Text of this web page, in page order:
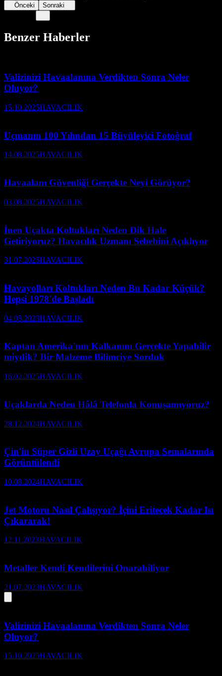
Önceki Sonraki
Benzer Haberler
Valizinizi Havaalanına Verdikten Sonra Neler
Oluyor?
15.10.2025HAVACILIK
Uçmanın 100 Yılından 15 Büyüleyici Fotoğraf
14.08.2025HAVACILIK
Havaalanı Güvenliği Gerçekte Neyi Görüyor?
03.08.2025HAVACILIK
İnen Uçakta Koltukları Neden Dik Hale
Getiriyoruz? Havacılık Uzmanı Sebebini Açıklıyor
31.07.2025HAVACILIK
Havayolları Koltukları Neden Bu Kadar Küçük?
Hepsi 1978'de Başladı
04.05.2025HAVACILIK
Kaptan Amerika'nın Kalkanını Gerçekte Yapabilir
miydik? Bir Malzeme Bilimciye Sorduk
16.02.2025HAVACILIK
Uçaklarda Neden Hâlâ Telefonla Konuşamıyoruz?
28.12.2024HAVACILIK
Çin'in Süper Gizli Uzay Uçağı Avrupa Semalarında
Görüntülendi
10.08.2024HAVACILIK
Jet Motoru Nasıl Çalışıyor? İçini Eritecek Kadar Isı
Çıkararak!
12.11.2023HAVACILIK
Metaller Kendi Kendilerini Onarabiliyor
21.07.2023HAVACILIK
Valizinizi Havaalanına Verdikten Sonra Neler
Oluyor?
15.10.2025HAVACILIK